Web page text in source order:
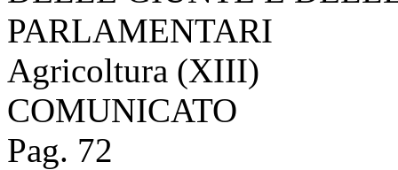
PARLAMENTARI
Agricoltura (XIII)
COMUNICATO
Pag. 72